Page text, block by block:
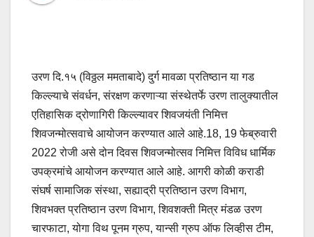
उरण दि.१५ (विठ्ठल ममताबादे) दुर्ग मावळा प्रतिष्ठान या गड
किल्ल्याचे संवर्धन, संरक्षण करणाऱ्या संस्थेतर्फे उरण तालुक्यातील
एतिहासिक द्रोणागिरी किल्ल्यावर शिवजयंती निमित्त
शिवजन्मोत्सवाचे आयोजन करण्यात आले आहे.18, 19 फेब्रुवारी
2022 रोजी असे दोन दिवस शिवजन्मोत्सव निमित्त विविध धार्मिक
उपक्रमांचे आयोजन करण्यात आले आहे. आगरी कोळी कराडी
संघर्ष सामाजिक संस्था, सह्याद्री प्रतिष्ठान उरण विभाग,
शिवभक्त प्रतिष्ठान उरण विभाग, शिवशक्ती मित्र मंडळ उरण
चारफाटा, योगा विथ पूनम ग्रुप, यान्सी ग्रुप ऑफ लिव्हीस टीम,